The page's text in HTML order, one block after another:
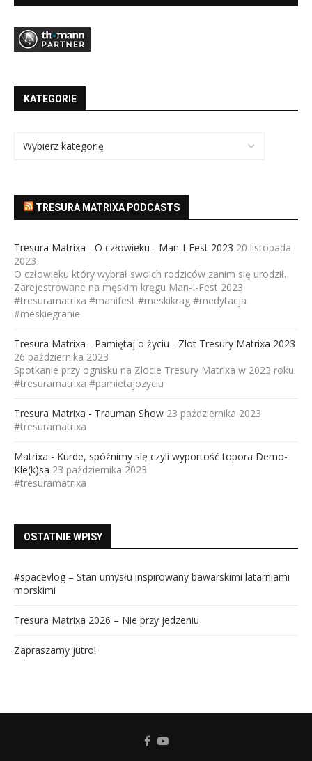
KATEGORIE
TRESURA MATRIXA PODCASTS
Tresura Matrixa - O człowieku - Man-I-Fest 2023 20 listopada
2023
O człowieku który wybrał swoich rodziców zanim się urodził.
Zarejestrowane na męskim kręgu Man-I-Fest 2023
#tresuramatrixa #manifest #meskikrag #medytacja
#meskiegranie
Tresura Matrixa - Pamiętaj o życiu - Zlot Tresury Matrixa 2023
26 października 2023
Spotkanie przy ognisku na Zlocie Tresury Matrixa w 2023 roku.
#tresuramatrixa #pamietajozyciu
Tresura Matrixa - Trauman Show 23 października 2023
#tresuramatrixa
Matrixa - Kurde, spóźnimy się czyli wyportość topora Demo-
Kle(k)sa 23 października 2023
#tresuramatrixa
OSTATNIE WPISY
#spacevlog – Stan umysłu inspirowany bawarskimi latarniami
morskimi
Tresura Matrixa 2026 – Nie przy jedzeniu
Zapraszamy jutro!